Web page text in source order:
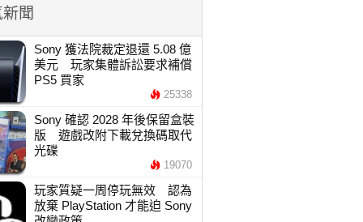
聞
Sony 獲法院裁定退還 5.08 億
美元 玩家集體訴訟要求補償
PS5 買家
25338
Sony 確認 2028 年後保留盒裝
版 遊戲改附下載兌換碼取代
光碟
19070
玩家質疑一周停玩無效 認為
放棄 PlayStation 才能迫 Sony